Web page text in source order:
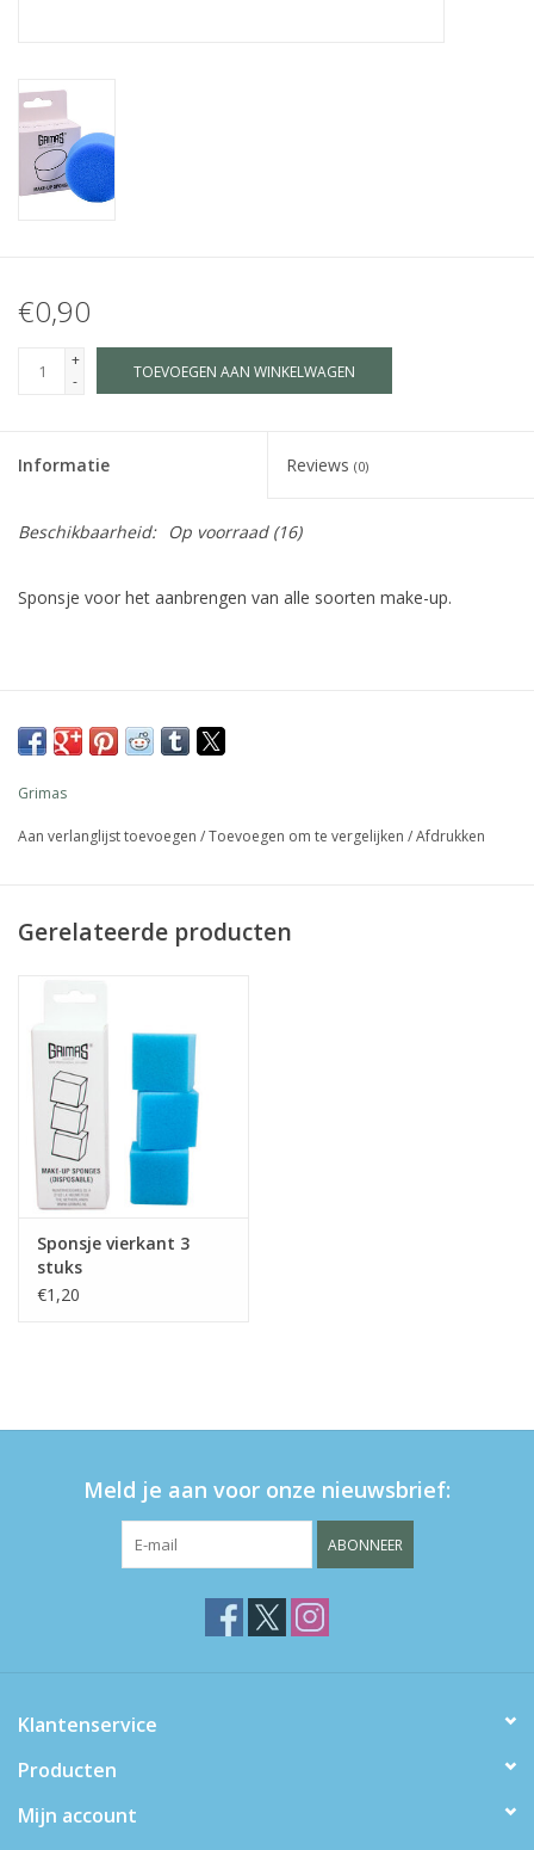
Merken
€0,90
+
-
TOEVOEGEN AAN WINKELWAGEN
Informatie Reviews (0)
Beschikbaarheid: Op voorraad(16)
Sponsje voor het aanbrengen van alle soorten make-up.
Grimas
Aan verlanglijst toevoegen /Toevoegen om te vergelijken /Afdrukken
Gerelateerde producten
Sponsje vierkant 3
stuks
€1,20
Meld je aan voor onze nieuwsbrief:
ABONNEER
Klantenservice
Producten
Mijn account